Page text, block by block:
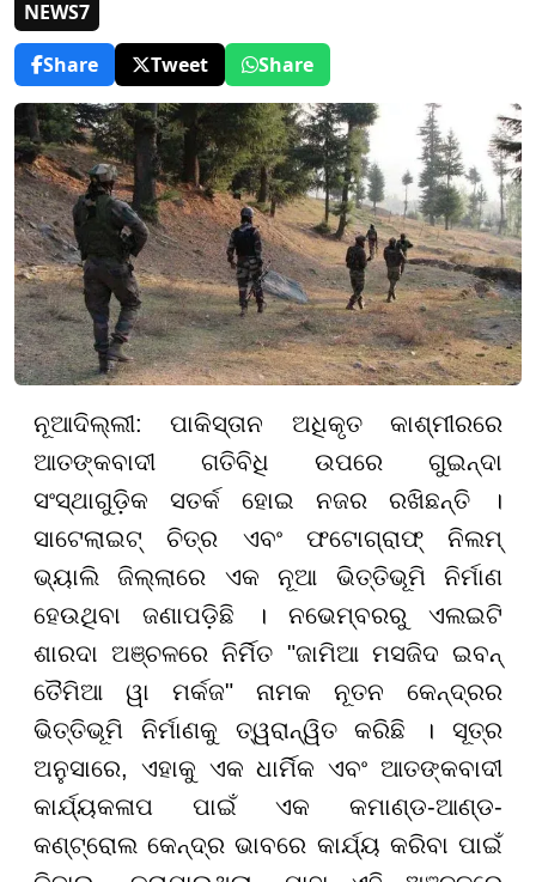
NEWS7
Share
Tweet Share
ନୂଆଦିଲ୍ଲୀ: ପାକିସ୍ତାନ ଅଧିକୃତ କାଶ୍ମୀରରେ
ଆତଙ୍କବାଦୀ ଗତିବିଧି ଉପରେ ଗୁଇନ୍ଦା
ସଂସ୍ଥାଗୁଡ଼ିକ ସତର୍କ ହୋଇ ନଜର ରଖିଛନ୍ତି ।
ସାଟେଲାଇଟ୍ ଚିତ୍ର ଏବଂ ଫଟୋଗ୍ରାଫ୍ ନିଲମ୍
ଭ୍ୟାଲି ଜିଲ୍ଲାରେ ଏକ ନୂଆ ଭିତ୍ତିଭୂମି ନିର୍ମାଣ
ହେଉଥିବା ଜଣାପଡ଼ିଛି । ନଭେମ୍ବରରୁ ଏଲଇଟି
ଶାରଦା ଅଞ୍ଚଳରେ ନିର୍ମିତ "ଜାମିଆ ମସଜିଦ ଇବନ୍
ତୈମିଆ ୱା ମର୍କଜ" ନାମକ ନୂତନ କେନ୍ଦ୍ରର
ଭିତ୍ତିଭୂମି ନିର୍ମାଣକୁ ତ୍ୱରାନ୍ୱିତ କରିଛି । ସୂତ୍ର
ଅନୁସାରେ, ଏହାକୁ ଏକ ଧାର୍ମିକ ଏବଂ ଆତଙ୍କବାଦୀ
କାର୍ଯ୍ୟକଳାପ ପାଇଁ ଏକ କମାଣ୍ଡ-ଆଣ୍ଡ-
କଣ୍ଟ୍ରୋଲ କେନ୍ଦ୍ର ଭାବରେ କାର୍ଯ୍ୟ କରିବା ପାଇଁ